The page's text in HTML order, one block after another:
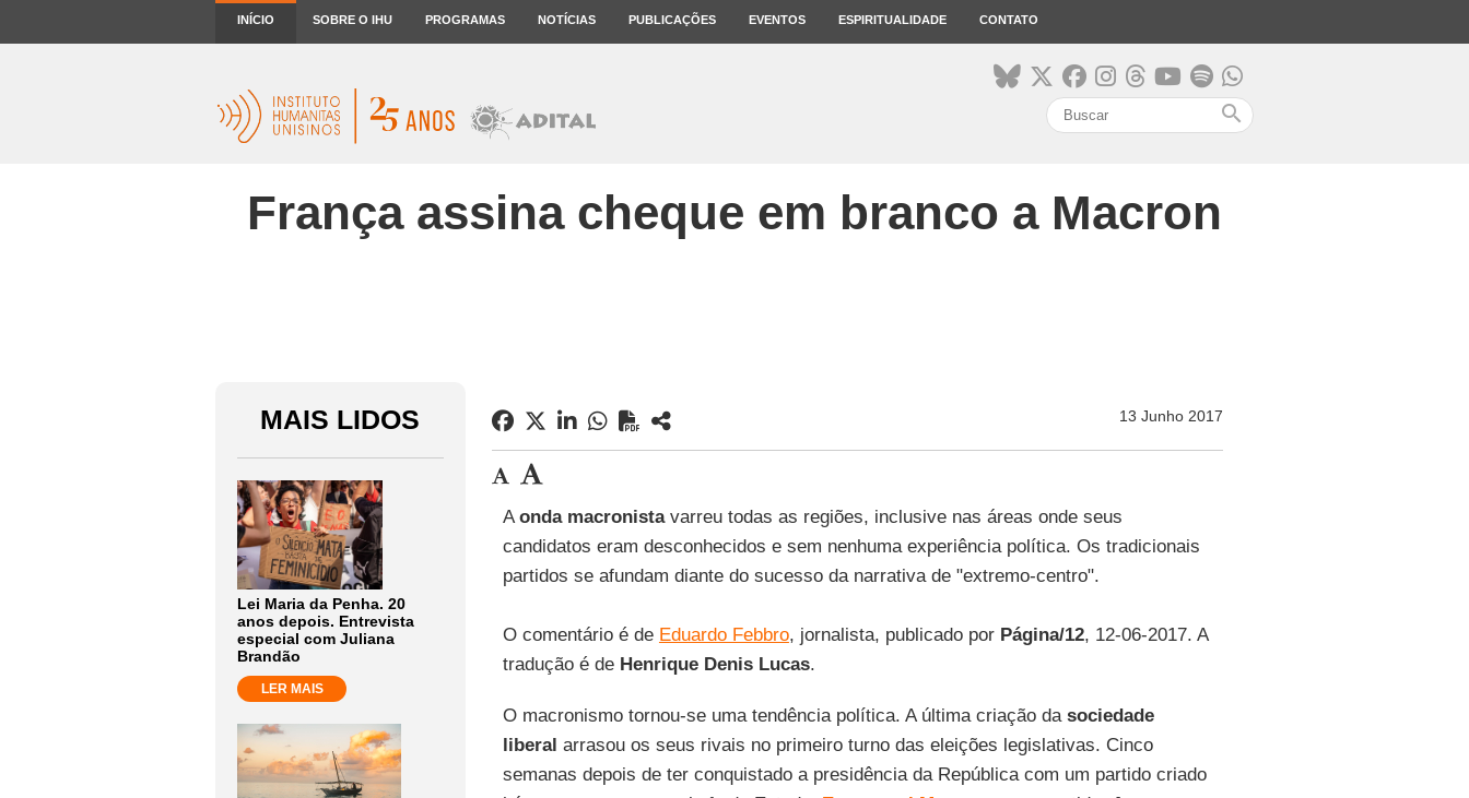
INÍCIO SOBRE O IHU PROGRAMAS NOTÍCIAS PUBLICAÇÕES EVENTOS ESPIRITUALIDADE CONTATO
search
França assina cheque em branco a Macron
MAIS LIDOS
Lei Maria da Penha. 20
anos depois. Entrevista
especial com Juliana
Brandão
LER MAIS
13 Junho 2017
Aonda macronistavarreu todas as regiões, inclusive nas áreas onde seus
candidatos eram desconhecidos e sem nenhuma experiência política. Os tradicionais
partidos se afundam diante do sucesso da narrativa de "extremo-centro".
O comentário é de Eduardo Febbro, jornalista, publicado por Página/12, 12-06-2017. A
tradução é de Henrique Denis Lucas.
O macronismo tornou-se uma tendência política. A última criação da sociedade
liberal arrasou os seus rivais no primeiro turno das eleições legislativas. Cinco
semanas depois de ter conquistado a presidência da República com um partido criado